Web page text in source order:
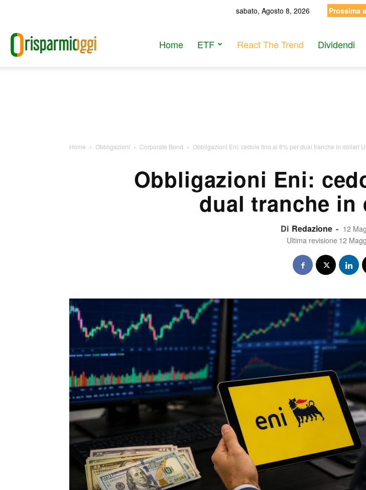
sabato, Agosto 8, 2026 Prossima
Home ETF React The Trend Dividendi
Home Obbligazioni Corporate Bond Obbligazioni Eni: cedole fino al 6% per dual tranche in dollari
Obbligazioni Eni:
dual tranche in
Di Redazione - 12
Ultima revisione 12